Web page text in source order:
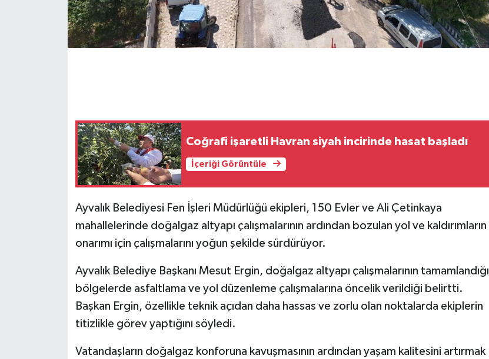
Coğrafi işaretli Havran siyah incirinde hasat başladı
İçeriği Görüntüle
Ayvalık Belediyesi Fen İşleri Müdürlüğü ekipleri, 150 Evler ve Ali Çetinkaya
mahallelerinde doğalgaz altyapı çalışmalarının ardından bozulan yol ve kaldırımların
onarımı için çalışmalarını yoğun şekilde sürdürüyor.
Ayvalık Belediye Başkanı Mesut Ergin, doğalgaz altyapı çalışmalarının tamamlandığı
bölgelerde asfaltlama ve yol düzenleme çalışmalarına öncelik verildiği belirtti.
Başkan Ergin, özellikle teknik açıdan daha hassas ve zorlu olan noktalarda ekiplerin
titizlikle görev yaptığını söyledi.
Vatandaşların doğalgaz konforuna kavuşmasının ardından yaşam kalitesini artırmak
Gayrimenkul
HABERDE İNSAN
Jandarma
KÜLTÜR SANAT
MAGAZİN
Otomobil